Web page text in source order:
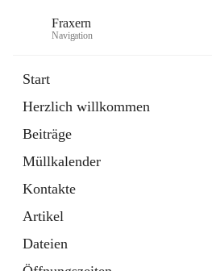
Fraxern
Navigation
Start
Herzlich willkommen
Beiträge
Müllkalender
Kontakte
Artikel
Dateien
Ordner
in
Tab
Formulare
Artikel
öffnet
in
neuem
Tab